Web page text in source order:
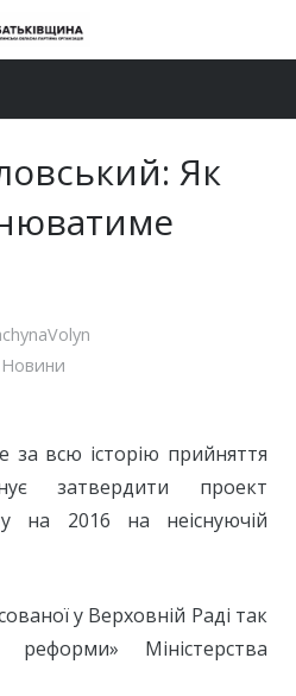
Як
Новини
за всю історію прийняття
затвердити проект
на 2016 на неіснуючій
у Верховній Раді так
реформи» Міністерства